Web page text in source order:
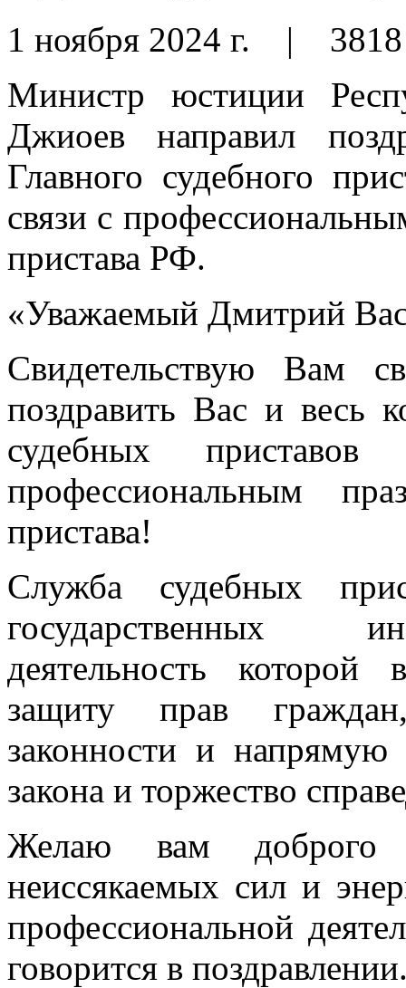
1 ноября 2024 г. | 3818
Министр юстиции
Джиоев направил
Главного судебного
связи с
пристава РФ.
«Уважаемый Дмитрий
Свидетельствую Вам
поздравить Вас и весь
судебных
профессиональным
пристава!
Служба судебных
государственных
деятельность
защиту прав
законности и
закона и торжество
Желаю вам доброго
неиссякаемых сил и
профессиональной
говорится в